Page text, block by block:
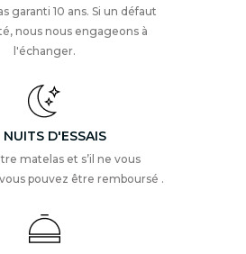
garanti 10 ans. Si un défaut
nous nous engageons à
l'échanger.
D'ESSAIS
matelas et s’il ne vous
pouvez être remboursé .